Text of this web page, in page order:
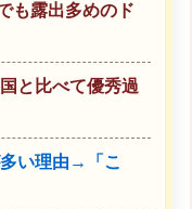
も露出多めのド
と比べて優秀過
い理由→「こ